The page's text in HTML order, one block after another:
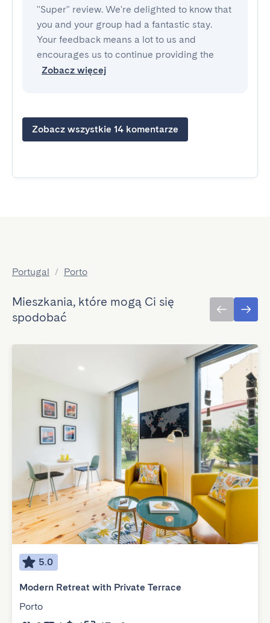
"Super" review. We're delighted to know that
you and your group had a fantastic stay.
Your feedback means a lot to us and
encourages us to continue providing the
Zobacz więcej
Zobacz wszystkie 14 komentarze
Portugal / Porto
Mieszkania, które mogą Ci się
spodobać
5.0
Modern Retreat with Private Terrace
Porto